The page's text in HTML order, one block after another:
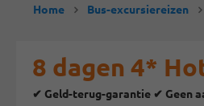
Home Bus-excursiereizen
8 dagen 4*
✔ Geld-terug-garantie ✔ Geen